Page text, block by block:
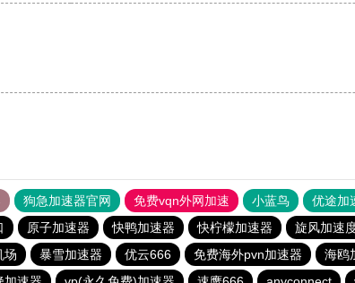
狗急加速器官网 免费vqn外网加速 小蓝鸟 优途加
原子加速器 快鸭加速器 快柠檬加速器 旋风加速
场 暴雪加速器 优云666 免费海外pvn加速器 海鸥